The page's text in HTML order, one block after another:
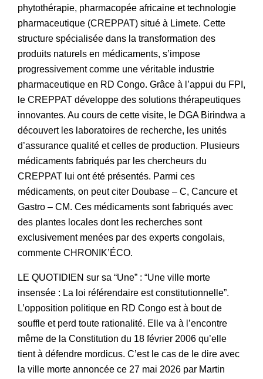
phytothérapie, pharmacopée africaine et technologie
pharmaceutique (CREPPAT) situé à Limete. Cette
structure spécialisée dans la transformation des
produits naturels en médicaments, s’impose
progressivement comme une véritable industrie
pharmaceutique en RD Congo. Grâce à l’appui du FPI,
le CREPPAT développe des solutions thérapeutiques
innovantes. Au cours de cette visite, le DGA Birindwa a
découvert les laboratoires de recherche, les unités
d’assurance qualité et celles de production. Plusieurs
médicaments fabriqués par les chercheurs du
CREPPAT lui ont été présentés. Parmi ces
médicaments, on peut citer Doubase – C, Cancure et
Gastro – CM. Ces médicaments sont fabriqués avec
des plantes locales dont les recherches sont
exclusivement menées par des experts congolais,
commente CHRONIK’ÉCO.
LE QUOTIDIEN sur sa “Une” : “Une ville morte
insensée : La loi référendaire est constitutionnelle”.
L’opposition politique en RD Congo est à bout de
souffle et perd toute rationalité. Elle va à l’encontre
même de la Constitution du 18 février 2006 qu’elle
tient à défendre mordicus. C’est le cas de le dire avec
la ville morte annoncée ce 27 mai 2026 par Martin